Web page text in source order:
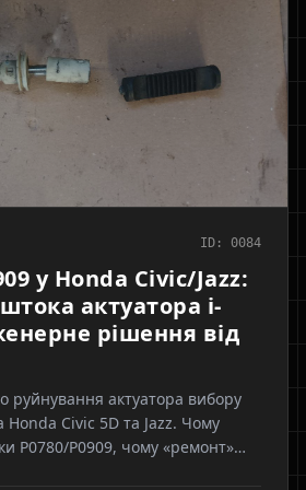
ID: 0084
у Honda Civic/Jazz:
актуатора i-
рішення від
руйнування актуатора вибору
Honda Civic 5D та Jazz. Чому
P0780/P0909, чому «ремонт»